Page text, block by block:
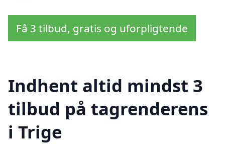
Få 3 tilbud, gratis og uforpligtende
Indhent altid mindst 3
tilbud på tagrenderens
i Trige